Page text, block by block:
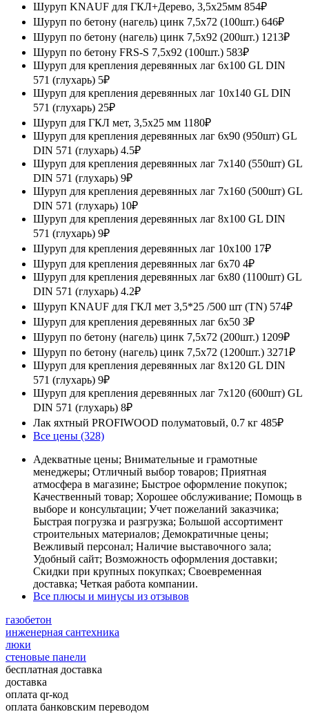
Шуруп KNAUF для ГКЛ+Дерево, 3,5x25мм 854₽
Шуруп по бетону (нагель) цинк 7,5х72 (100шт.) 646₽
Шуруп по бетону (нагель) цинк 7,5х92 (200шт.) 1213₽
Шуруп по бетону FRS-S 7,5х92 (100шт.) 583₽
Шуруп для крепления деревянных лаг 6х100 GL DIN
571 (глухарь) 5₽
Шуруп для крепления деревянных лаг 10х140 GL DIN
571 (глухарь) 25₽
Шуруп для ГКЛ мет, 3,5x25 мм 1180₽
Шуруп для крепления деревянных лаг 6х90 (950шт) GL
DIN 571 (глухарь) 4.5₽
Шуруп для крепления деревянных лаг 7х140 (550шт) GL
DIN 571 (глухарь) 9₽
Шуруп для крепления деревянных лаг 7х160 (500шт) GL
DIN 571 (глухарь) 10₽
Шуруп для крепления деревянных лаг 8х100 GL DIN
571 (глухарь) 9₽
Шуруп для крепления деревянных лаг 10х100 17₽
Шуруп для крепления деревянных лаг 6х70 4₽
Шуруп для крепления деревянных лаг 6х80 (1100шт) GL
DIN 571 (глухарь) 4.2₽
Шуруп KNAUF для ГКЛ мет 3,5*25 /500 шт (TN) 574₽
Шуруп для крепления деревянных лаг 6х50 3₽
Шуруп по бетону (нагель) цинк 7,5х72 (200шт.) 1209₽
Шуруп по бетону (нагель) цинк 7,5х72 (1200шт.) 3271₽
Шуруп для крепления деревянных лаг 8х120 GL DIN
571 (глухарь) 9₽
Шуруп для крепления деревянных лаг 7х120 (600шт) GL
DIN 571 (глухарь) 8₽
Лак яхтный PROFIWOOD полуматовый, 0.7 кг 485₽
Все цены (328)
Адекватные цены; Внимательные и грамотные
менеджеры; Отличный выбор товаров; Приятная
атмосфера в магазине; Быстрое оформление покупок;
Качественный товар; Хорошее обслуживание; Помощь в
выборе и консультации; Учет пожеланий заказчика;
Быстрая погрузка и разгрузка; Большой ассортимент
строительных материалов; Демократичные цены;
Вежливый персонал; Наличие выставочного зала;
Удобный сайт; Возможность оформления доставки;
Скидки при крупных покупках; Своевременная
доставка; Четкая работа компании.
Все плюсы и минусы из отзывов
газобетон
инженерная сантехника
люки
стеновые панели
бесплатная доставка
доставка
оплата qr-код
оплата банковским переводом